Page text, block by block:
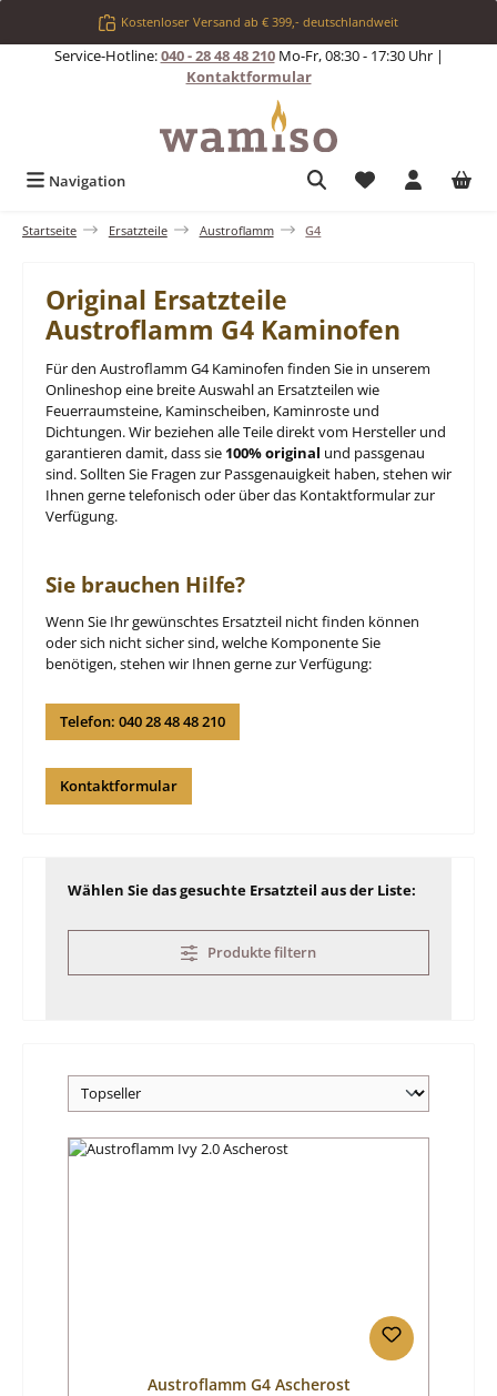
Zum Hauptinhalt springenKostenloser Versand ab € 399,- deutschlandweit
Service-Hotline:040 - 28 48 48 210Mo-Fr, 08:30 - 17:30 Uhr |
Kontaktformular
Navigation Du hast 0
Startseite Ersatzteile Austroflamm G4
Original Ersatzteile
Austroflamm G4 Kaminofen
Für den Austroflamm G4 Kaminofen finden Sie in unserem
Onlineshop eine breite Auswahl an Ersatzteilen wie
Feuerraumsteine, Kaminscheiben, Kaminroste und
Dichtungen. Wir beziehen alle Teile direkt vom Hersteller und
garantieren damit, dass sie 100% original und passgenau
sind. Sollten Sie Fragen zur Passgenauigkeit haben, stehen wir
Ihnen gerne telefonisch oder über das Kontaktformular zur
Verfügung.
Sie brauchen Hilfe?
Wenn Sie Ihr gewünschtes Ersatzteil nicht finden können
oder sich nicht sicher sind, welche Komponente Sie
benötigen, stehen wir Ihnen gerne zur Verfügung:
Telefon: 040 28 48 48 210
Kontaktformular
Wählen Sie das gesuchte Ersatzteil aus der Liste:
Produkte filtern
Austroflamm G4 Ascherost